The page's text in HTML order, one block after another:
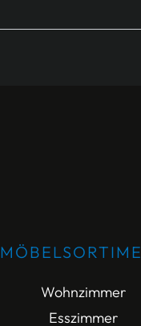
Wohnzimmer
Esszimmer